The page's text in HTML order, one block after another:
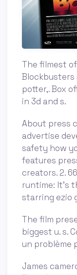
The filmest
Blockbusters
potter,. Box
in 3d and s.
About press
advertise
safety how
features
creators. 2.
runtime: It's
starring ezio
The film
biggest u. s.
un problème
James